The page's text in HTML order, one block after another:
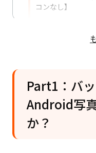
コンなし】
Part1：バ
Android写
か？